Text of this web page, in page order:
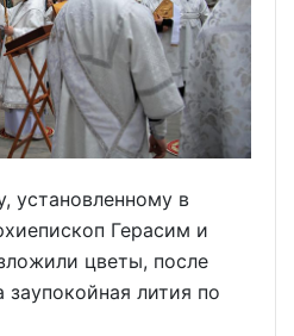
установленному в
Герасим и
цветы, после
заупокойная лития по